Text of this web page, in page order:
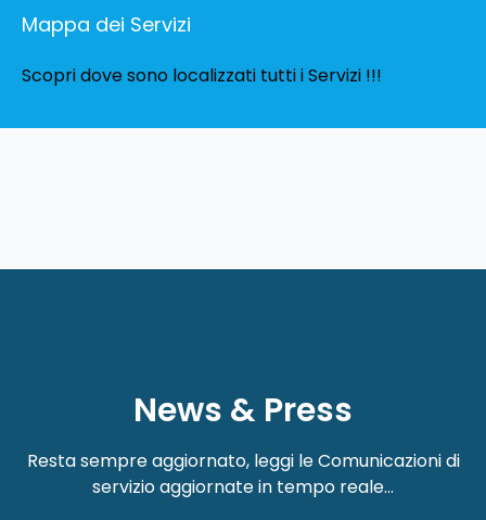
Mappa dei Servizi
Scopri dove sono localizzati tutti i Servizi !!!
News & Press
Resta sempre aggiornato, leggi le Comunicazioni di
servizio aggiornate in tempo reale...